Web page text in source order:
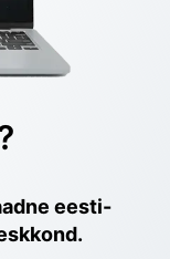
eesti-